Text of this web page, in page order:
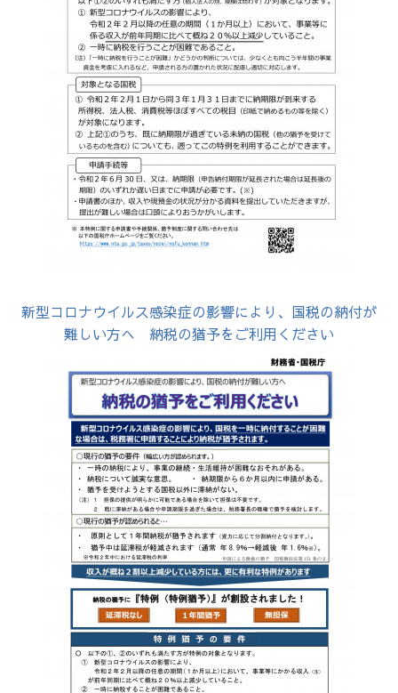
新型コロナウイルス感染症の影響により、国税の納付が
難しい方へ 納税の猶予をご利用ください